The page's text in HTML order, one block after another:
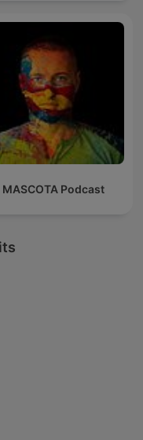
MASCOTA Podcast